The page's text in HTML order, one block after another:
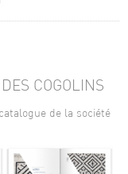
COGOLINS
de la société